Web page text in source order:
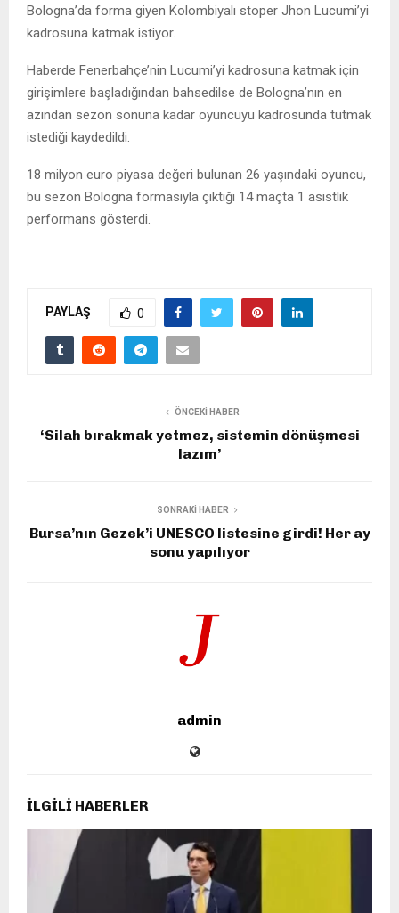
Bologna’da forma giyen Kolombiyalı stoper Jhon Lucumi’yi
kadrosuna katmak istiyor.
Haberde Fenerbahçe’nin Lucumi’yi kadrosuna katmak için
girişimlere başladığından bahsedilse de Bologna’nın en
azından sezon sonuna kadar oyuncuyu kadrosunda tutmak
istediği kaydedildi.
18 milyon euro piyasa değeri bulunan 26 yaşındaki oyuncu,
bu sezon Bologna formasıyla çıktığı 14 maçta 1 asistlik
performans gösterdi.
PAYLAŞ 0
ÖNCEKI HABER
‘Silah bırakmak yetmez, sistemin dönüşmesi
lazım’
SONRAKI HABER
Bursa’nın Gezek’i UNESCO listesine girdi! Her ay
sonu yapılıyor
admin
İLGILI HABERLER